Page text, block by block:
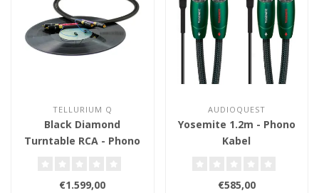
TELLURIUM Q
Black Diamond
Turntable RCA - Phono
€1.599,00
AUDIOQUEST
Yosemite 1.2m - Phono
Kabel
€585,00